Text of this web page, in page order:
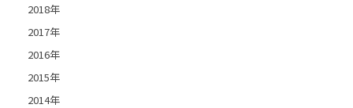
2018年
2017年
2016年
2015年
2014年